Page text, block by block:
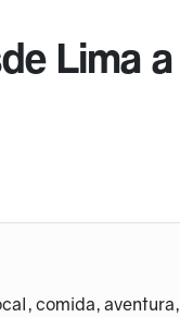
Lima a
comida, aventura,